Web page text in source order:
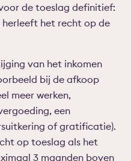
de toeslag definitief:
het recht op de
van het inkomen
bij de afkoop
meer werken,
een
of gratificatie).
op toeslag als het
3 maanden boven